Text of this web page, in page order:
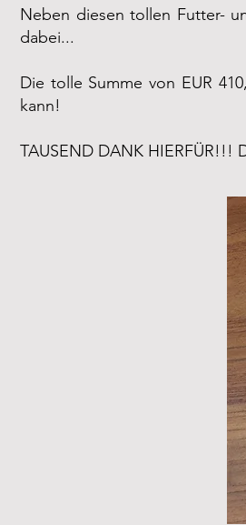
Neben diesen tollen Futter-
dabei...
Die tolle Summe von EUR
kann!
TAUSEND DANK HIERFÜR!!!